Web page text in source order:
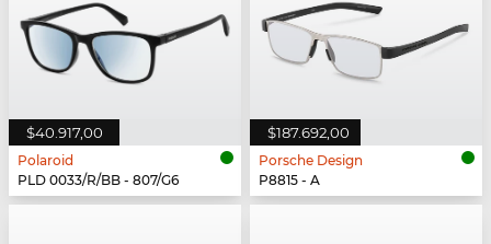
$40.917,00
Polaroid
PLD 0033/R/BB - 807/G6
$187.692,00
Porsche Design
P8815 - A